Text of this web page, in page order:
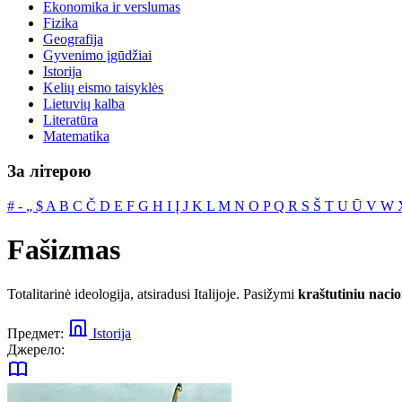
Ekonomika ir verslumas
Fizika
Geografija
Gyvenimo įgūdžiai
Istorija
Kelių eismo taisyklės
Lietuvių kalba
Literatūra
Matematika
За літерою
# ‐ „ $ A B C Č D E F G H I Į J K L M N O PQ R S Š T U Ū V W
Fašizmas
Totalitarinė ideologija, atsiradusi Italijoje. Pasižymi kraštutiniu
Предмет:
Istorija
Джерело: